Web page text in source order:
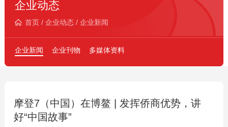
企业动态
首页/ 企业动态/ 企业新闻
企业新闻 企业刊物 多媒体资料
摩登7（中国）在博鳌 | 发挥侨商优势，讲
好“中国故事”